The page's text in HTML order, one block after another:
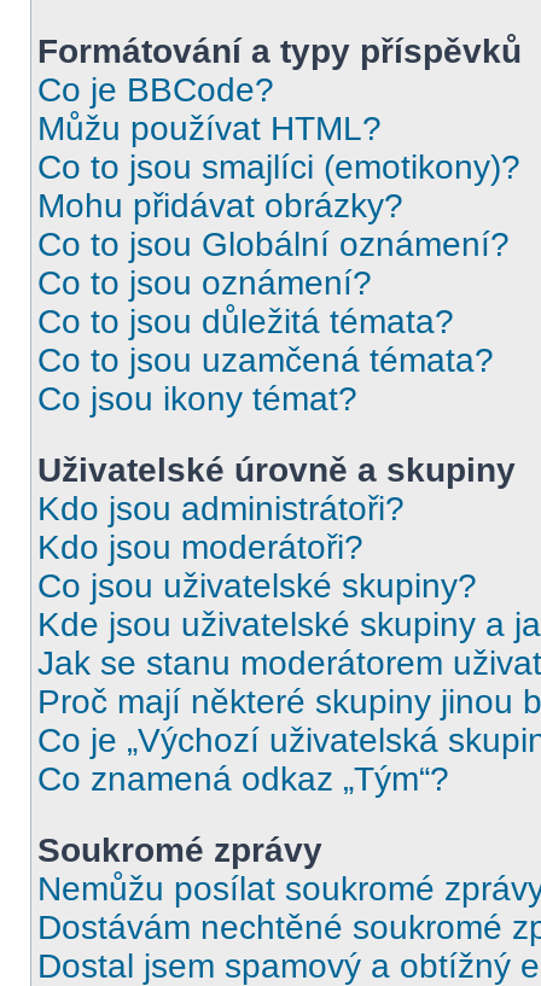
Formátování a typy příspěvků
Co je BBCode?
Můžu používat HTML?
Co to jsou smajlíci (emotikony)?
Mohu přidávat obrázky?
Co to jsou Globální oznámení?
Co to jsou oznámení?
Co to jsou důležitá témata?
Co to jsou uzamčená témata?
Co jsou ikony témat?
Uživatelské úrovně a skupiny
Kdo jsou administrátoři?
Kdo jsou moderátoři?
Co jsou uživatelské skupiny?
Kde jsou uživatelské skupiny a
Jak se stanu moderátorem
Proč mají některé skupiny jinou
Co je „Výchozí uživatelská
Co znamená odkaz „Tým“?
Soukromé zprávy
Nemůžu posílat soukromé
Dostávám nechtěné soukromé
Dostal jsem spamový a obtížný